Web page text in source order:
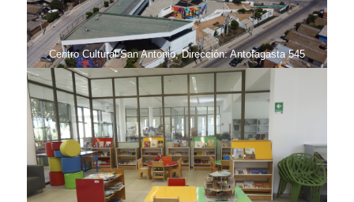
Centro Cultural San Antonio, Dirección: Antofagasta 545